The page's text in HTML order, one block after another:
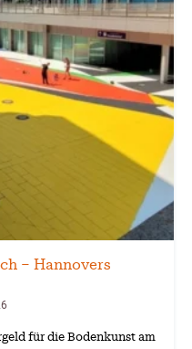
– Hannovers
für die Bodenkunst am